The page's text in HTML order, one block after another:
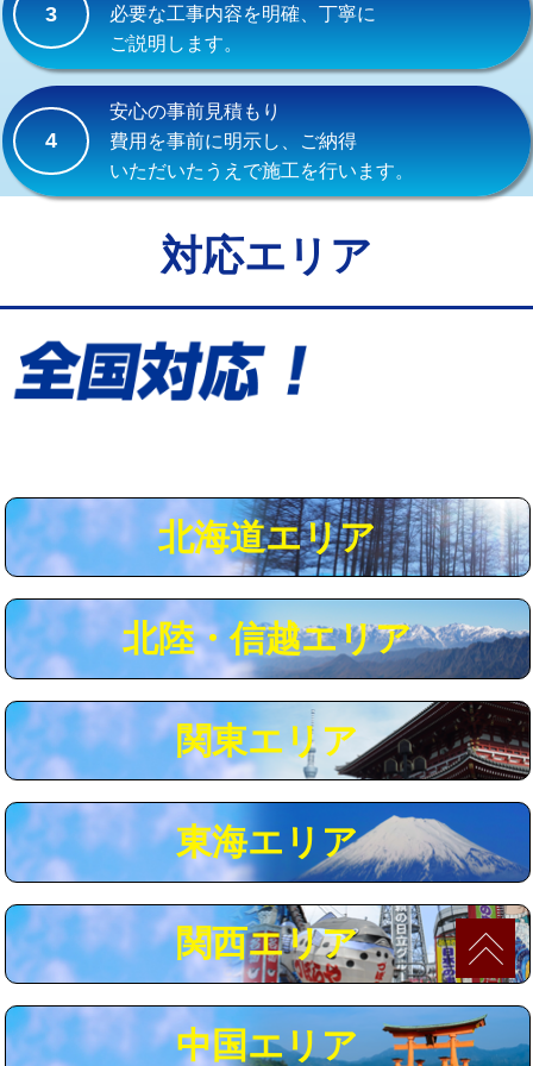
持込商品取付（混合水栓） 16,500円
持込商品取付（浄水器・分岐水栓） 16,500円
給水管工事※（ホール加工)
給水管工事※（バンド止め) 3,300円
給水管工事※（保温材使用（バンド止
5,500円
給水管工事※（土の掘削・埋め戻し作
業)
用（追加）/3ｍ超え)
給水管工事※（ライニング鋼管・銅
44,000円
給水管工事※（ライニング鋼管・銅
管・ポリ管・HT管使用/3ｍ超え)
+8,800円
マス交換（土の掘削・埋め戻し作業） 11,000円~
マス交換（深さ50㎝未満） 55,000円
マス交換（深さ50㎝以上） 66,000円
コンクリート斫り（厚さ10㎝まで） 27,500円
コンクリート斫り（厚さ10㎝超え） 38,500円
モルタル補修（厚さ10㎝まで） 27,500円
追加人工 16,500円
3
必要な工事内容を明確、丁寧に
ご説明します。
4
安心の事前見積もり
費用を事前に明示し、ご納得
いただいたうえで施工を行います。
対応エリア
北海道エリア
北陸・信越エリア
関東エリア
東海エリア
関西エリア
中国エリア